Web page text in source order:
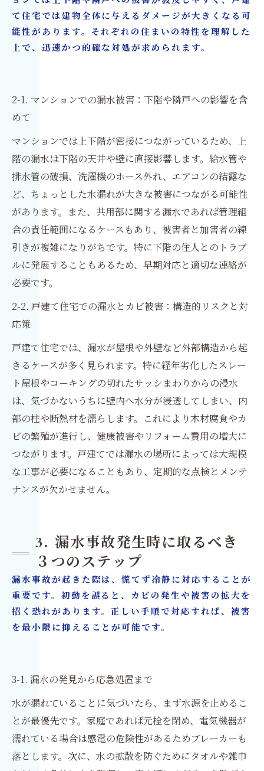
て住宅では建物全体に与えるダメージが大きくなる可
能性があります。それぞれの住まいの特性を理解した
上で、迅速かつ的確な対処が求められます。
2-1. マンションでの漏水被害：下階や隣戸への影響を含
めて
マンションでは上下階が密接につながっているため、上
階の漏水は下階の天井や壁に直接影響します。給水管や
排水管の破損、洗濯機のホース外れ、エアコンの結露な
ど、ちょっとした水漏れが大きな被害につながる可能性
があります。また、共用部に関する漏水であれば管理組
合の責任範囲になるケースもあり、被害者と加害者の線
引きが複雑になりがちです。特に下階の住人とのトラブ
ルに発展することもあるため、早期対応と適切な連絡が
必要です。
2-2. 戸建て住宅での漏水とカビ被害：構造的リスクと対
応策
戸建て住宅では、漏水が屋根や外壁など外部構造から起
きるケースが多く見られます。特に経年劣化したスレー
ト屋根やコーキングの切れたサッシまわりからの浸水
は、気づかないうちに壁内へ水分が浸透してしまい、内
部の柱や断熱材を濡らします。これにより木材腐食やカ
ビの繁殖が進行し、健康被害やリフォーム費用の増大に
つながります。戸建てでは漏水の場所によっては大規模
な工事が必要になることもあり、定期的な点検とメンテ
ナンスが欠かせません。
3. 漏水事故発生時に取るべき
３つのステップ
漏水事故が起きた際は、慌てず冷静に対応することが
重要です。初動を誤ると、カビの発生や被害の拡大を
招く恐れがあります。正しい手順で対応すれば、被害
を最小限に抑えることが可能です。
3-1. 漏水の発見から応急処置まで
水が漏れていることに気づいたら、まず水源を止めるこ
とが最優先です。家庭であれば元栓を閉め、電気機器が
濡れている場合は感電の危険性があるためブレーカーも
落とします。次に、水の拡散を防ぐためにタオルや雑巾